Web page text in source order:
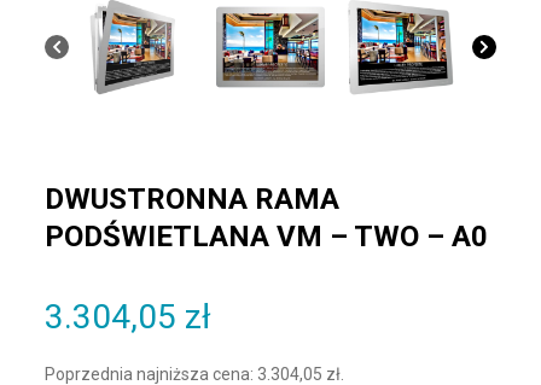
DWUSTRONNA RAMA
PODŚWIETLANA VM – TWO – A0
3.304,05 zł
Poprzednia najniższa cena: 3.304,05 zł